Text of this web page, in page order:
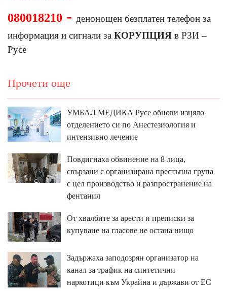
080018210 - денонощен безплатен телефон за
информация и сигнали за КОРУПЦИЯ в РЗИ –
Русе
Прочети още
УМБАЛ МЕДИКА Русе обнови изцяло
отделението си по Анестезиология и
интензивно лечение
Повдигнаха обвинение на 8 лица,
свързани с организирана престъпна група
с цел производство и разпространение на
фентанил
От хвалбите за арести и преписки за
купуване на гласове не остана нищо
Задържаха заподозрян организатор на
канал за трафик на синтетични
наркотици към Украйна и държави от ЕС